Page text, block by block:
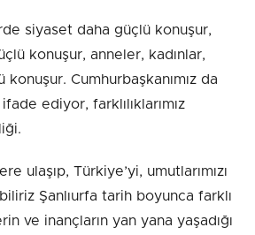
siyaset daha güçlü konuşur,
konuşur, anneler, kadınlar,
Cumhurbaşkanımız da
ediyor, farklılıklarımız
ulaşıp, Türkiye’yi, umutlarımızı
Şanlıurfa tarih boyunca farklı
ve inançların yan yana yaşadığı